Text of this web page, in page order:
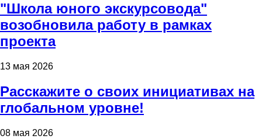
"Школа юного экскурсовода"
возобновила работу в рамках
проекта
13 мая 2026
Расскажите о своих инициативах на
глобальном уровне!
08 мая 2026